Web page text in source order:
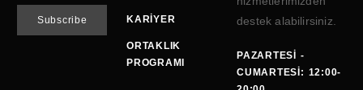
KARIYER
ORTAKLIK
PROGRAMI
destek alabilirsiniz.
PAZARTESI -
CUMARTESI: 12:00-